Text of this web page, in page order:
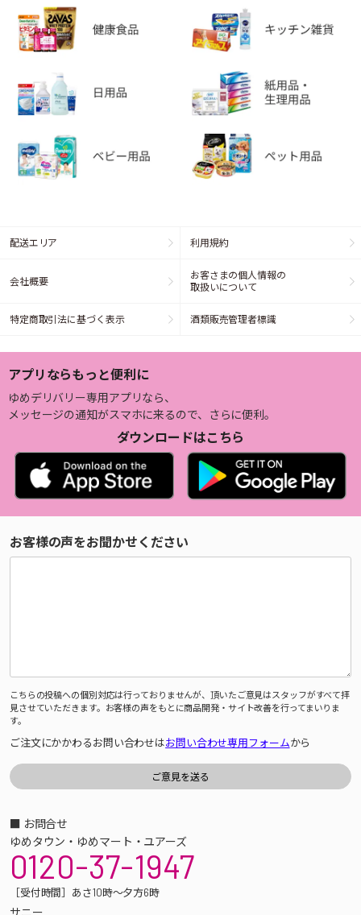
配送エリア 利用規約
会社概要
お客さまの個人情報の
取扱いについて
特定商取引法に基づく表示 酒類販売管理者標識
アプリならもっと便利に
ゆめデリバリー専用アプリなら、
メッセージの通知がスマホに来るので、さらに便利。
ダウンロードはこちら
お客様の声をお聞かせください
こちらの投稿への個別対応は行っておりませんが、頂いたご意見はスタッフがすべて拝
見させていただきます。お客様の声をもとに商品開発・サイト改善を行ってまいりま
す。
ご注文にかかわるお問い合わせはお問い合わせ専用フォームから
■ お問合せ
ゆめタウン・ゆめマート・ユアーズ
0120-37-1947
［受付時間］あさ10時～夕方6時
サニー